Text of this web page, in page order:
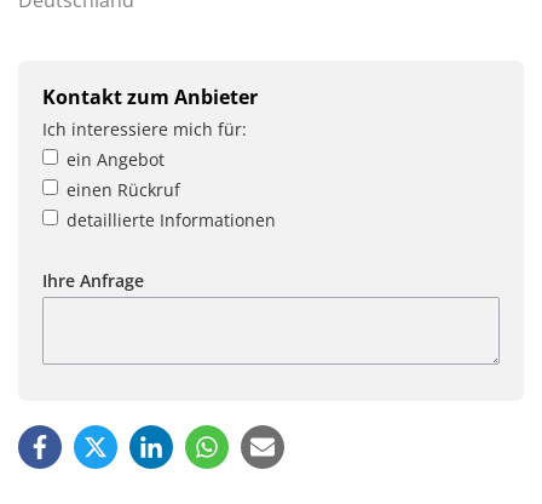
Kontakt zum Anbieter
Ich interessiere mich für:
ein Angebot
einen Rückruf
detaillierte Informationen
Ihre Anfrage